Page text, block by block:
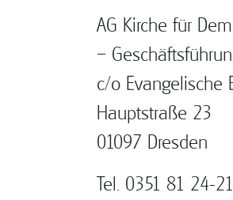
AG Kirche für
–
c/o Evangelische
Hauptstraße 23
01097 Dresden
Tel. 0351 81 24-